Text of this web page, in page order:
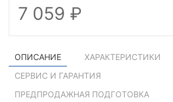
7 059
ОПИСАНИЕ ХАРАКТЕРИСТИКИ
СЕРВИС И ГАРАНТИЯ
ПРЕДПРОДАЖНАЯ ПОДГОТОВКА